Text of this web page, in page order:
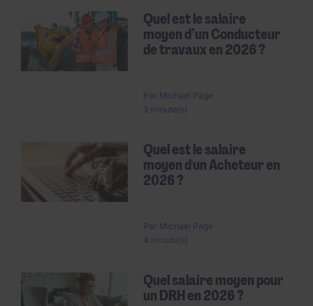
Quel est le salaire
moyen d’un Conducteur
de travaux en 2026 ?
Par Michael Page
3 minute(s)
Quel est le salaire
moyen d'un Acheteur en
2026 ?
Par Michael Page
4 minute(s)
Quel salaire moyen pour
un DRH en 2026 ?